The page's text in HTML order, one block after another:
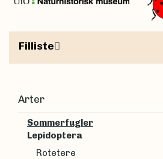
Filliste
Arter
Sommerfugler
Lepidoptera
Rotetere